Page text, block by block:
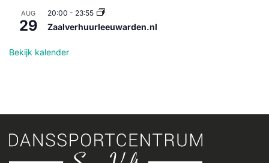
AUG
29
20:00 - 23:55
Zaalverhuurleeuwarden.nl
Bekijk kalender